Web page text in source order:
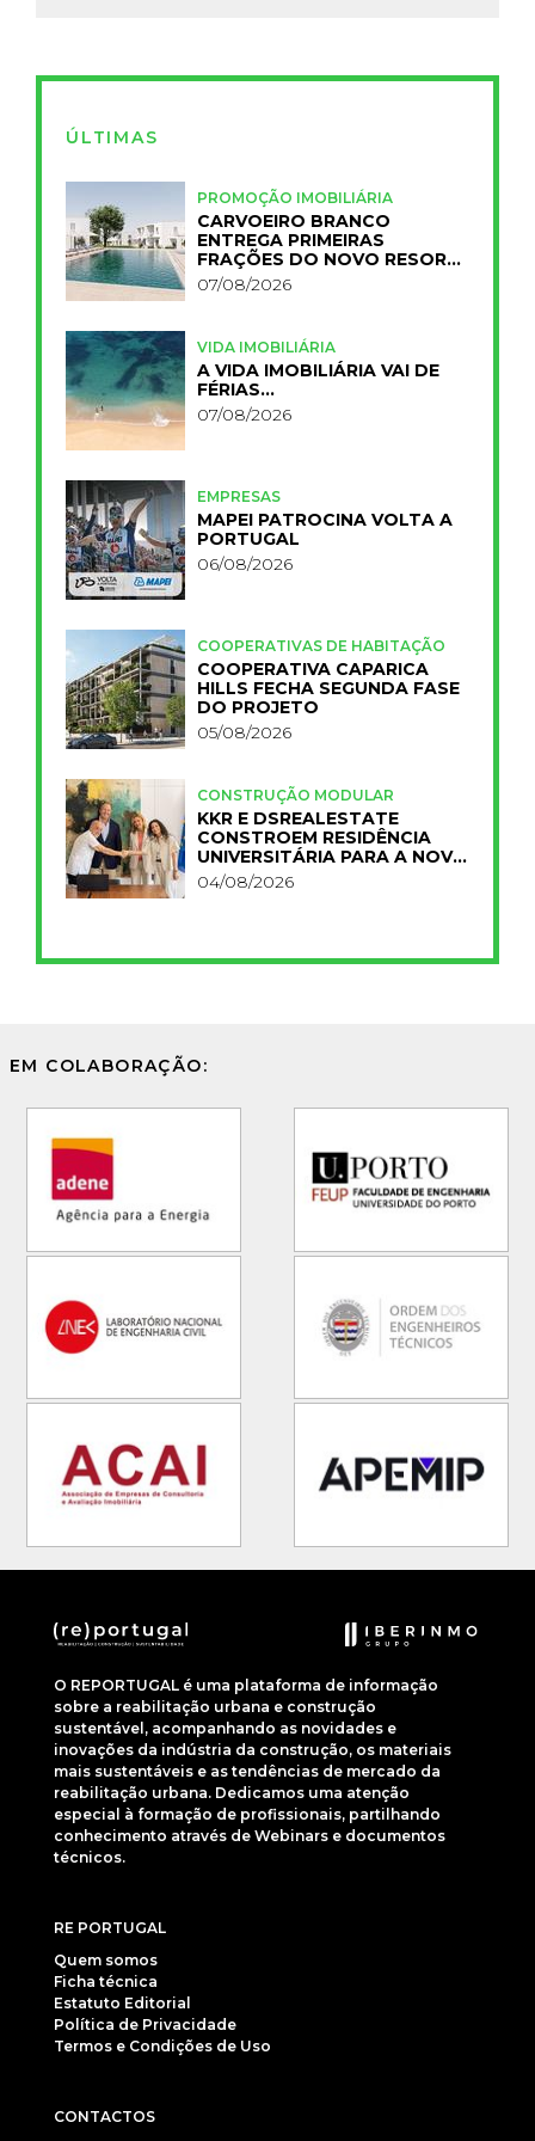
ÚLTIMAS
PROMOÇÃO IMOBILIÁRIA
CARVOEIRO BRANCO
ENTREGA PRIMEIRAS
FRAÇÕES DO NOVO RESORT
PRIMELIFE
07/08/2026
VIDA IMOBILIÁRIA
A VIDA IMOBILIÁRIA VAI DE
FÉRIAS…
07/08/2026
EMPRESAS
MAPEI PATROCINA VOLTA A
PORTUGAL
06/08/2026
COOPERATIVAS DE HABITAÇÃO
COOPERATIVA CAPARICA
HILLS FECHA SEGUNDA FASE
DO PROJETO
05/08/2026
CONSTRUÇÃO MODULAR
KKR E DSREALESTATE
CONSTROEM RESIDÊNCIA
UNIVERSITÁRIA PARA A NOVA
FCT
04/08/2026
EM COLABORAÇÃO:
O REPORTUGAL é uma plataforma de informação
sobre a reabilitação urbana e construção
sustentável, acompanhando as novidades e
inovações da indústria da construção, os materiais
mais sustentáveis e as tendências de mercado da
reabilitação urbana. Dedicamos uma atenção
especial à formação de profissionais, partilhando
conhecimento através de Webinars e documentos
técnicos.
RE PORTUGAL
Quem somos
Ficha técnica
Estatuto Editorial
Política de Privacidade
Termos e Condições de Uso
CONTACTOS